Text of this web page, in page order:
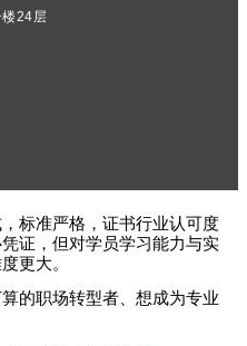
；
用各类理论与技术，独立处
疑难个案的能力，可开展督
标准严格，证书行业认可度
证，但对学员学习能力与实
更大。
的职场转型者、想成为专业
24层